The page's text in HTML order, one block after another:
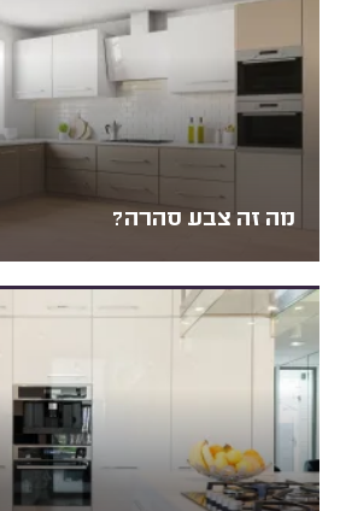
מה זה צבע סהרה?